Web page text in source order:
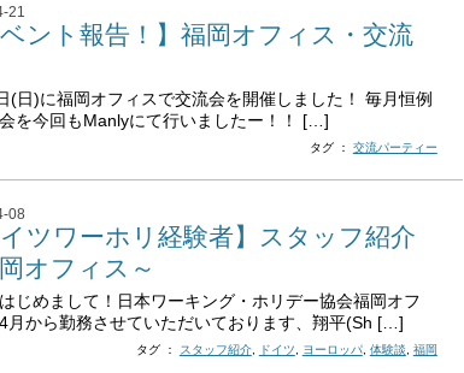
21
ベント報告！】福岡オフィス・交流
(日)に福岡オフィスで交流会を開催しました！ 毎月恒例
を今回もManlyにて行いましたー！！ […]
タグ ： 交流パーティー
08
イツワーホリ経験者】スタッフ紹介
オフィス～
じめまして！日本ワーキング・ホリデー協会福岡オフ
月から勤務させていただいております、翔平(Sh […]
タグ ： スタッフ紹介, ドイツ, ヨーロッパ, 体験談, 福岡